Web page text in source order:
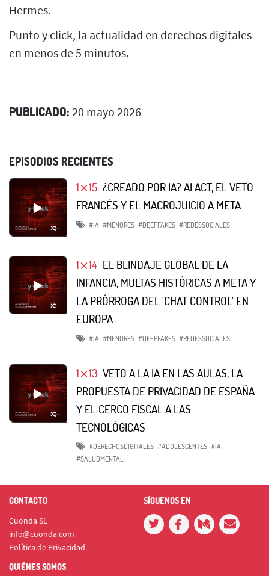
Hermes.
Punto y click, la actualidad en derechos digitales
en menos de 5 minutos.
PUBLICADO: 20 mayo 2026
EPISODIOS RECIENTES
1⨯15 ¿CREADO POR IA? AI ACT, EL VETO
FRANCÉS Y EL MACROJUICIO A META
#IA #MENORES #DEEPFAKES #REDESSOCIALES
1⨯14 EL BLINDAJE GLOBAL DE LA
INFANCIA, MULTAS HISTÓRICAS A META Y
LA PRÓRROGA DEL 'CHAT CONTROL' EN
EUROPA
#IA #MENORES #DEEPFAKES #REDESSOCIALES
1⨯13 VETO A LA IA EN LAS AULAS, LA
PROPUESTA DE PRIVACIDAD DE ESPAÑA
Y EL CERCO FISCAL A LAS
TECNOLÓGICAS
#DERECHOSDIGITALES #ADOLESCENTES #IA
#SALUDMENTAL
CONTACTO
Cuonda SL
info@cuonda.com
Política de Privacidad
SÍGUENOS EN
QUIÉNES SOMOS